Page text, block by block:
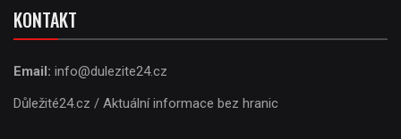
KONTAKT
Email: info@dulezite24.cz
Důležité24.cz / Aktuální informace bez hranic